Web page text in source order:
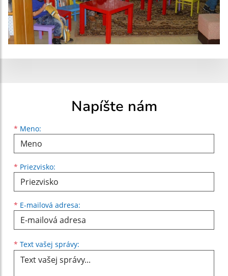
Napíšte nám
* Meno:
Meno
* Priezvisko:
Priezvisko
* E-mailová adresa:
E-mailová adresa
* Text vašej správy: